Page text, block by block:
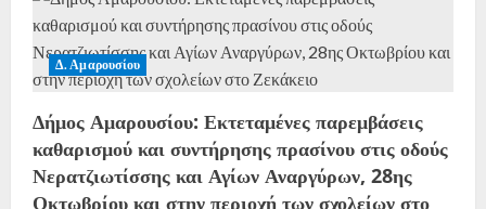
Δ. Αμαρουσίου
Δήμος Αμαρουσίου: Εκτεταμένες παρεμβάσεις
καθαρισμού και συντήρησης πρασίνου στις οδούς
Νερατζιωτίσσης και Αγίων Αναργύρων, 28ης
Οκτωβρίου και στην περιοχή των σχολείων στο